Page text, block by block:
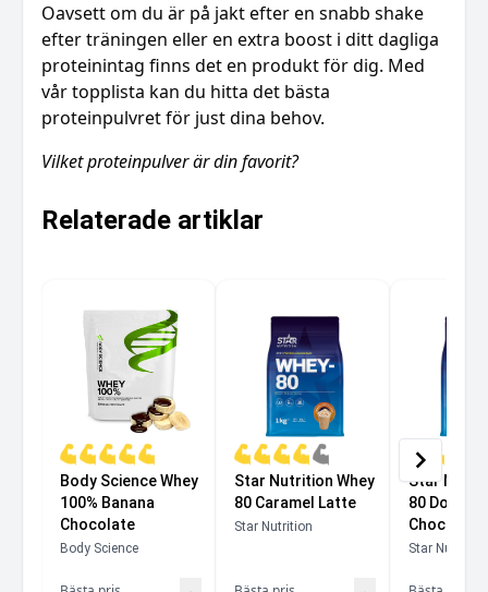
Oavsett om du är på jakt efter en snabb shake
efter träningen eller en extra boost i ditt dagliga
proteinintag finns det en produkt för dig. Med
vår topplista kan du hitta det bästa
proteinpulvret för just dina behov.
Vilket proteinpulver är din favorit?
Relaterade artiklar
Body Science Whey
100% Banana
Chocolate
Body Science
Star Nutrition Whey
80 Caramel Latte
Star Nutrition
Star
80 Double
Chocolate
Star Nutrition